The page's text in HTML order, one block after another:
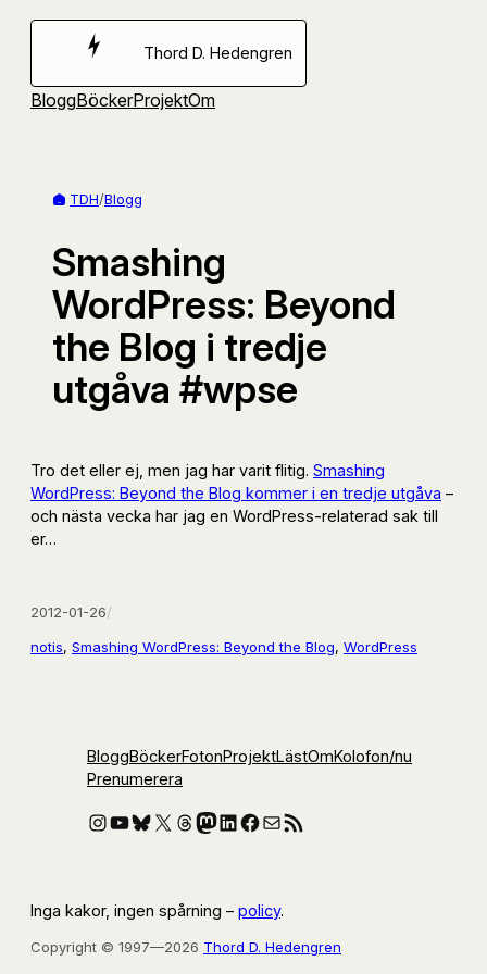
Hoppa
Thord D. Hedengren
BloggBöckerProjektOm
TDH/Blogg
Smashing
WordPress: Beyond
the Blog i tredje
utgåva #wpse
Tro det eller ej, men jag har varit flitig. Smashing
WordPress: Beyond the Blog kommer i en tredje utgåva –
och nästa vecka har jag en WordPress-relaterad sak till
er…
2012-01-26/
notis, Smashing WordPress: Beyond the Blog, WordPress
BloggBöckerFotonProjektLästOmKolofon/nu
Prenumerera
Instagram
YouTube
Bluesky
X Threads
Mastodon
LinkedIn
Facebook
E-postRSS-flöde
Inga kakor, ingen spårning – policy.
Copyright © 1997—2026 Thord D. Hedengren